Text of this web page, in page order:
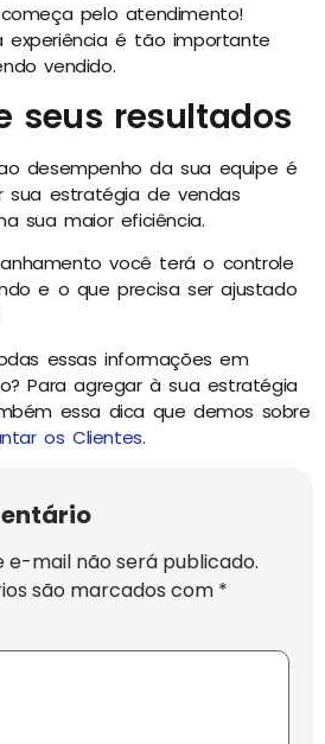
pelo atendimento!
experiência é tão importante
vendido.
seus resultados
desempenho da sua equipe é
sua estratégia de vendas
sua maior eficiência.
você terá o controle
e o que precisa ser ajustado
essas informações em
Para agregar à sua estratégia
essa dica que demos sobre
os Clientes.
e-mail não será publicado.
são marcados com *